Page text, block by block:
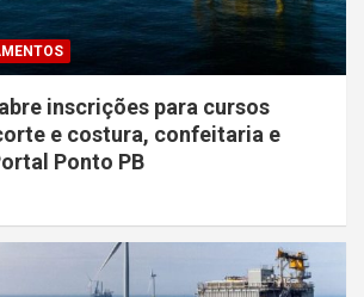
inscrições para cursos
e costura, confeitaria e
Ponto PB